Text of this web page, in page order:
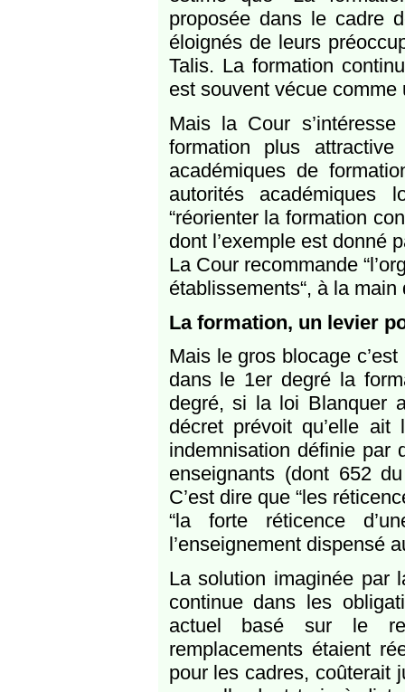
proposée dans le cadre
éloignés de leurs
Talis. La formation
est souvent vécue comme
Mais la Cour
formation plus
académiques de
autorités académiques
“réorienter la formation
dont l’exemple est donné
La Cour recommande
établissements“, à la
La formation, un levier
Mais le gros blocage
dans le 1er degré la
degré, si la loi Blanquer
décret prévoit qu’elle
indemnisation définie par
enseignants (dont 652
C’est dire que “les
“la forte réticence
l’enseignement dispensé
La solution imaginée par
continue dans les
actuel basé sur le
remplacements étaient
pour les cadres, coûterait